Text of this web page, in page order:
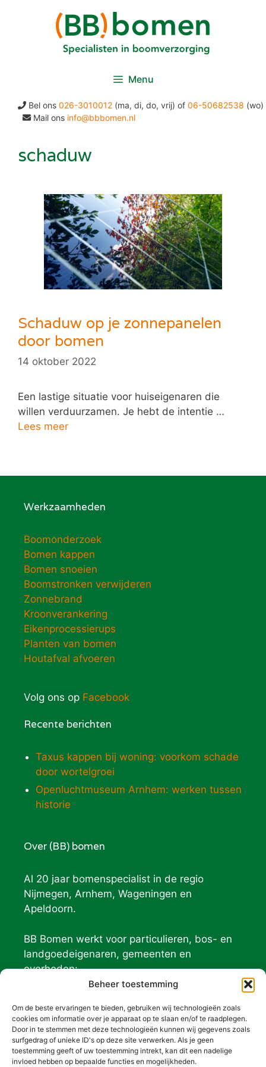
Beheer toestemming
Om de beste ervaringen te bieden, gebruiken wij technologieën zoals
cookies om informatie over je apparaat op te slaan en/of te raadplegen.
Door in te stemmen met deze technologieën kunnen wij gegevens zoals
surfgedrag of unieke ID's op deze site verwerken. Als je geen
toestemming geeft of uw toestemming intrekt, kan dit een nadelige
invloed hebben op bepaalde functies en mogelijkheden.
Menu
Bel ons 026-3010012 (ma, di, do, vrij) of 06-50682538 (wo)
Mail ons info@bbbomen.nl
schaduw
Schaduw op je zonnepanelen
door bomen
14 oktober 2022
Een lastige situatie voor huiseigenaren die
willen verduurzamen. Je hebt de intentie …
Lees meer
Werkzaamheden
Boomonderzoek
Bomen kappen
Bomen snoeien
Boomstronken verwijderen
Zonnebrand
Kroonverankering
Eikenprocessierups
Planten van bomen
Houtafval afvoeren
Volg ons op Facebook
Recente berichten
Taxus kappen bij woning: voorkom schade
door wortelgroei
Openluchtmuseum Arnhem: werken tussen
historie
Over (BB) bomen
Al 20 jaar bomenspecialist in de regio
Nijmegen, Arnhem, Wageningen en
Apeldoorn.
BB Bomen werkt voor particulieren, bos- en
landgoedeigenaren, gemeenten en
overheden:
Geldersch Landschap
De Hoge Veluwe
Contact (BB) bomen